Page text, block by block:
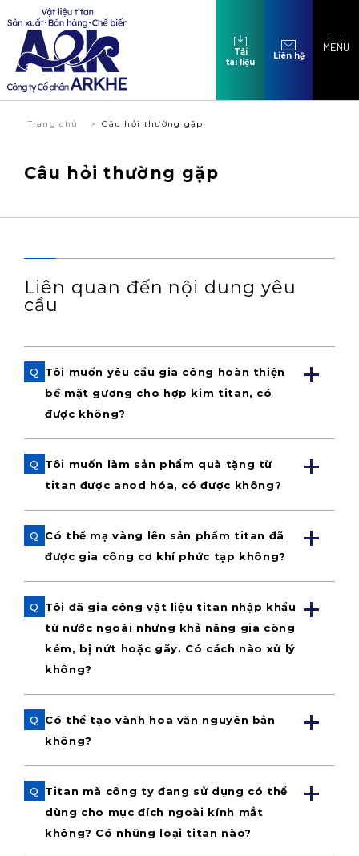
Tải
tài liệu
Liên hệ
MENU
Trang chủ Câu hỏi thường gặp
Câu hỏi thường gặp
Liên quan đến nội dung yêu
cầu
Q
Tôi muốn yêu cầu gia công hoàn thiện
bề mặt gương cho hợp kim titan, có
được không?
Q
Tôi muốn làm sản phẩm quà tặng từ
titan được anod hóa, có được không?
Q
Có thể mạ vàng lên sản phẩm titan đã
được gia công cơ khí phức tạp không?
Q
Tôi đã gia công vật liệu titan nhập khẩu
từ nước ngoài nhưng khả năng gia công
kém, bị nứt hoặc gãy. Có cách nào xử lý
không?
Q
Có thể tạo vành hoa văn nguyên bản
không?
Q
Titan mà công ty đang sử dụng có thể
dùng cho mục đích ngoài kính mắt
không? Có những loại titan nào?